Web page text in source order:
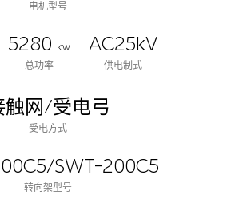
电机型号
5280
kw
总功率
AC25kV
供电制式
触网/受电弓
受电方式
SWT-200C5
转向架型号